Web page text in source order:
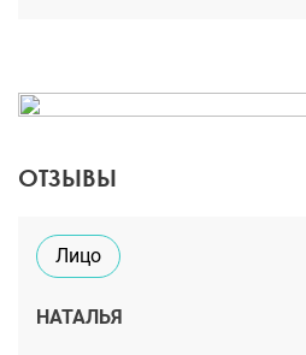
ОТЗЫВЫ
Лицо
НАТАЛЬЯ